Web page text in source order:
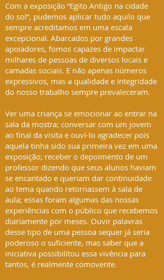
Com a exposição “Egito Antigo na cidade
do sol”, pudemos aplicar tudo aquilo que
sempre acreditamos em uma escala
excepcional. Abarcados por grandes
apoiadores, fomos capazes de impactar
milhares de pessoas de diversos locais e
camadas sociais. E não apenas números
expressivos, mas a qualidade e integridade
do nosso trabalho sempre prevaleceram.
Ver uma criança se emocionar ao entrar na
sala da mostra; conversar com um jovem
ao final da visita e ouví-lo agradecer pois
aquela tinha sido sua primeira vez em uma
exposição; receber o depoimento de um
professor dizendo que seus alunos haviam
se encantado e queriam dar continuidade
ao tema quando retornassem à sala de
aula; essas foram algumas das nossas
experiências com o público que recebemos
diariamente por meses. Ouvir palavras
desse tipo de uma pessoa sequer já seria
poderoso o suficiente, mas saber que a
iniciativa possibilitou essa vivência para
tantos, é realmente comovente.